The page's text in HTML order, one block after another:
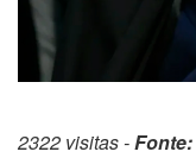
2322 visitas -Fonte: